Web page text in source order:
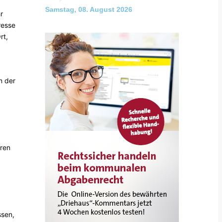
der
Samstag, 08. August 2026